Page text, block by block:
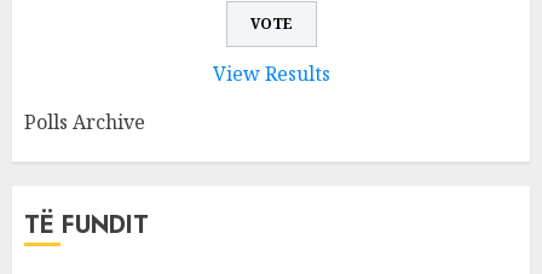
View Results
Polls Archive
TË FUNDIT